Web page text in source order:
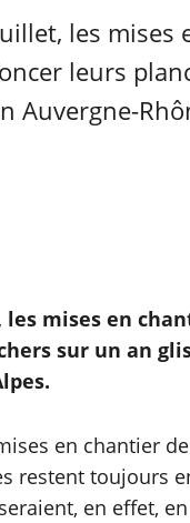
les mises
leurs
Auvergne-
mises en
sur un an
en chantier
restent toujours
en effet,